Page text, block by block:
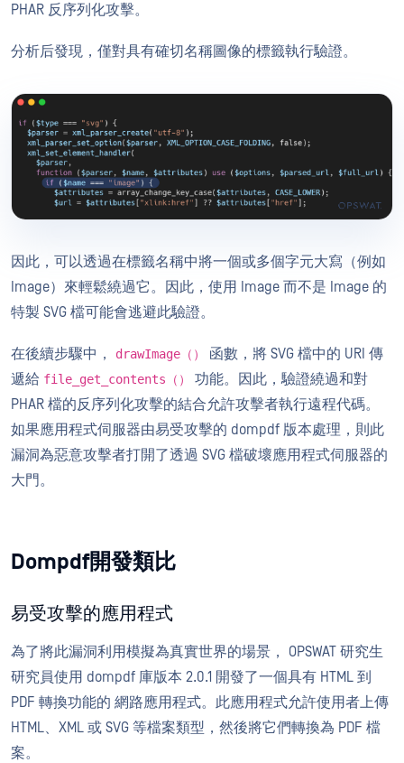
PHAR 反序列化攻擊。
分析后發現，僅對具有確切名稱圖像的標籤執行驗證。
因此，可以透過在標籤名稱中將一個或多個字元大寫（例如
Image）來輕鬆繞過它。因此，使用 Image 而不是 Image 的
特製 SVG 檔可能會逃避此驗證。
在後續步驟中， drawImage（）
函數，將 SVG 檔中的 URI 傳
遞給 file_get_contents（）
功能。因此，驗證繞過和對
PHAR 檔的反序列化攻擊的結合允許攻擊者執行遠程代碼。
如果應用程式伺服器由易受攻擊的 dompdf 版本處理，則此
漏洞為惡意攻擊者打開了透過 SVG 檔破壞應用程式伺服器的
大門。
Dompdf開發類比
易受攻擊的應用程式
為了將此漏洞利用模擬為真實世界的場景， OPSWAT 研究生
研究員使用 dompdf 庫版本 2.0.1 開發了一個具有 HTML 到
PDF 轉換功能的 網路應用程式。此應用程式允許使用者上傳
HTML、XML 或 SVG 等檔案類型，然後將它們轉換為 PDF 檔
案。